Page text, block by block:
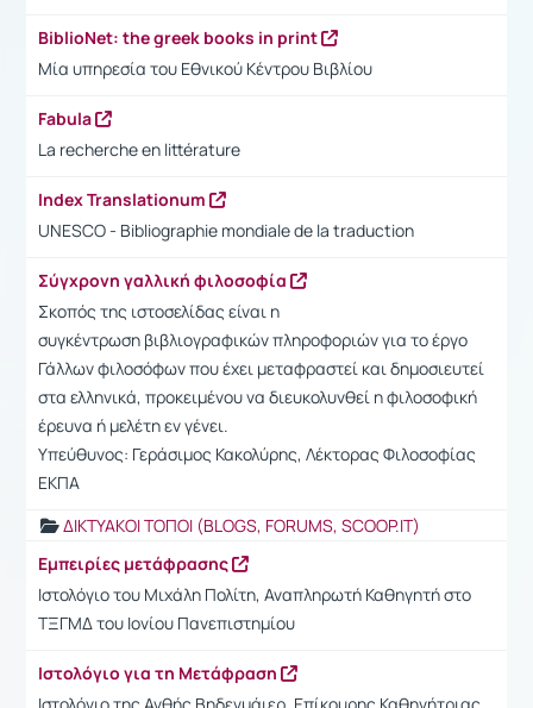
BiblioNet: the greek books in print
Μία υπηρεσία του Εθνικού Κέντρου Βιβλίου
Fabula
La recherche en littérature
Index Translationum
UNESCO - Bibliographie mondiale de la traduction
Σύγχρονη γαλλική φιλοσοφία
Σκοπός της ιστοσελίδας είναι η
συγκέντρωση βιβλιογραφικών πληροφοριών για το έργο
Γάλλων φιλοσόφων που έχει μεταφραστεί και δημοσιευτεί
στα ελληνικά, προκειμένου να διευκολυνθεί η φιλοσοφική
έρευνα ή μελέτη εν γένει.
Υπεύθυνος: Γεράσιμος Κακολύρης, Λέκτορας Φιλοσοφίας
ΕΚΠΑ
ΔΙΚΤΥΑΚΟΙ ΤΟΠΟΙ (BLOGS, FORUMS, SCOOP.IT)
Εμπειρίες μετάφρασης
Ιστολόγιο του Μιχάλη Πολίτη, Αναπληρωτή Καθηγητή στο
ΤΞΓΜΔ του Ιονίου Πανεπιστημίου
Ιστολόγιο για τη Μετάφραση
Ιστολόγιο της Ανθής Βηδενμάιερ, Επίκουρης Καθηγήτριας